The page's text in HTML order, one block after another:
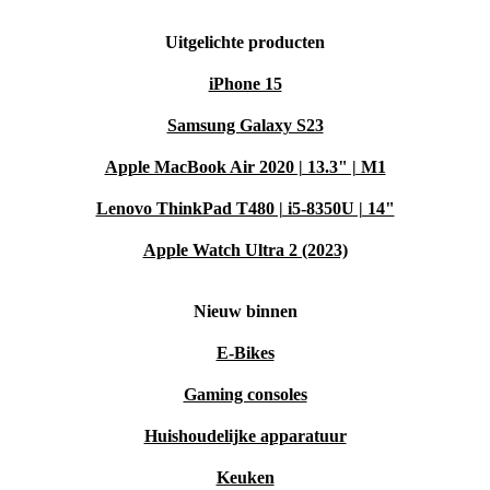
Uitgelichte producten
iPhone 15
Samsung Galaxy S23
Apple MacBook Air 2020 | 13.3" | M1
Lenovo ThinkPad T480 | i5-8350U | 14"
Apple Watch Ultra 2 (2023)
Nieuw binnen
E-Bikes
Gaming consoles
Huishoudelijke apparatuur
Keuken